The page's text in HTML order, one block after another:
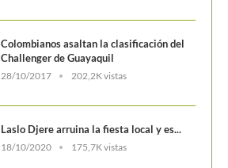
Colombianos asaltan la clasificación del
Challenger de Guayaquil
28/10/2017 202,2K vistas
Laslo Djere arruina la fiesta local y es...
18/10/2020 175,7K vistas